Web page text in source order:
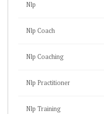
Nlp
Nlp Coach
Nlp Coaching
Nlp Practitioner
Nlp Training